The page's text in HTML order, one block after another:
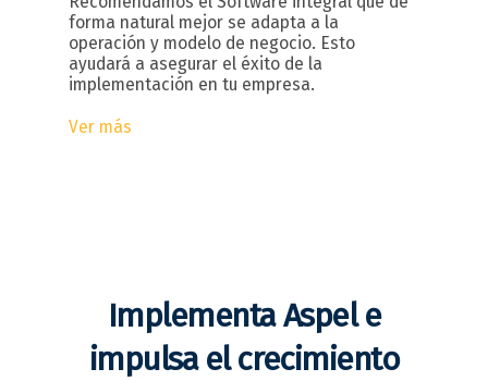
forma natural mejor se adapta a la
operación y modelo de negocio. Esto
ayudará a asegurar el éxito de la
implementación en tu empresa.
Ver más
Implementa Aspel e
impulsa el crecimiento